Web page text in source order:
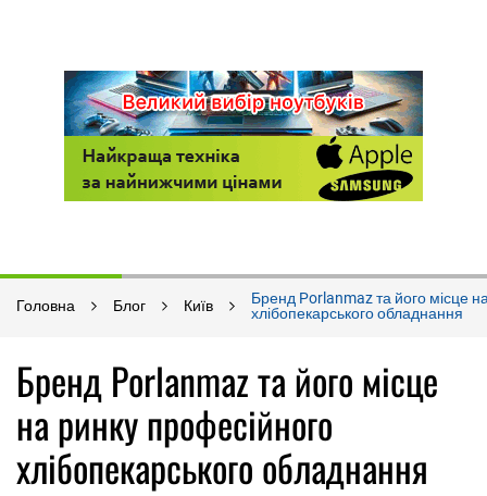
Головна Блог Київ
Бренд Porlanmaz та його місце
хлібопекарського обладнання
Бренд Porlanmaz та його місце
на ринку професійного
хлібопекарського обладнання